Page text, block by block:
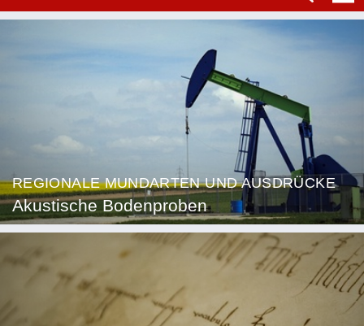
REGIONALE MUNDARTEN UND AUSDRÜCKE
Akustische Bodenproben